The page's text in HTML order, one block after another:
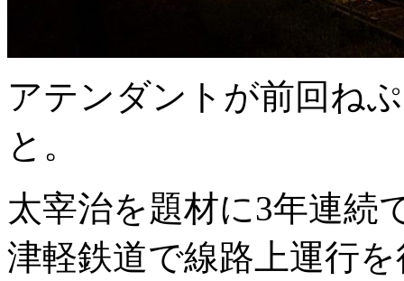
アテンダントが前回ね
と。
太宰治を題材に3年連続
津軽鉄道で線路上運行